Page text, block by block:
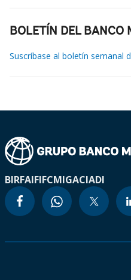
BOLETÍN DEL BANCO
Suscríbase al boletín semanal
BIRFAIFIFCMIGACIADI